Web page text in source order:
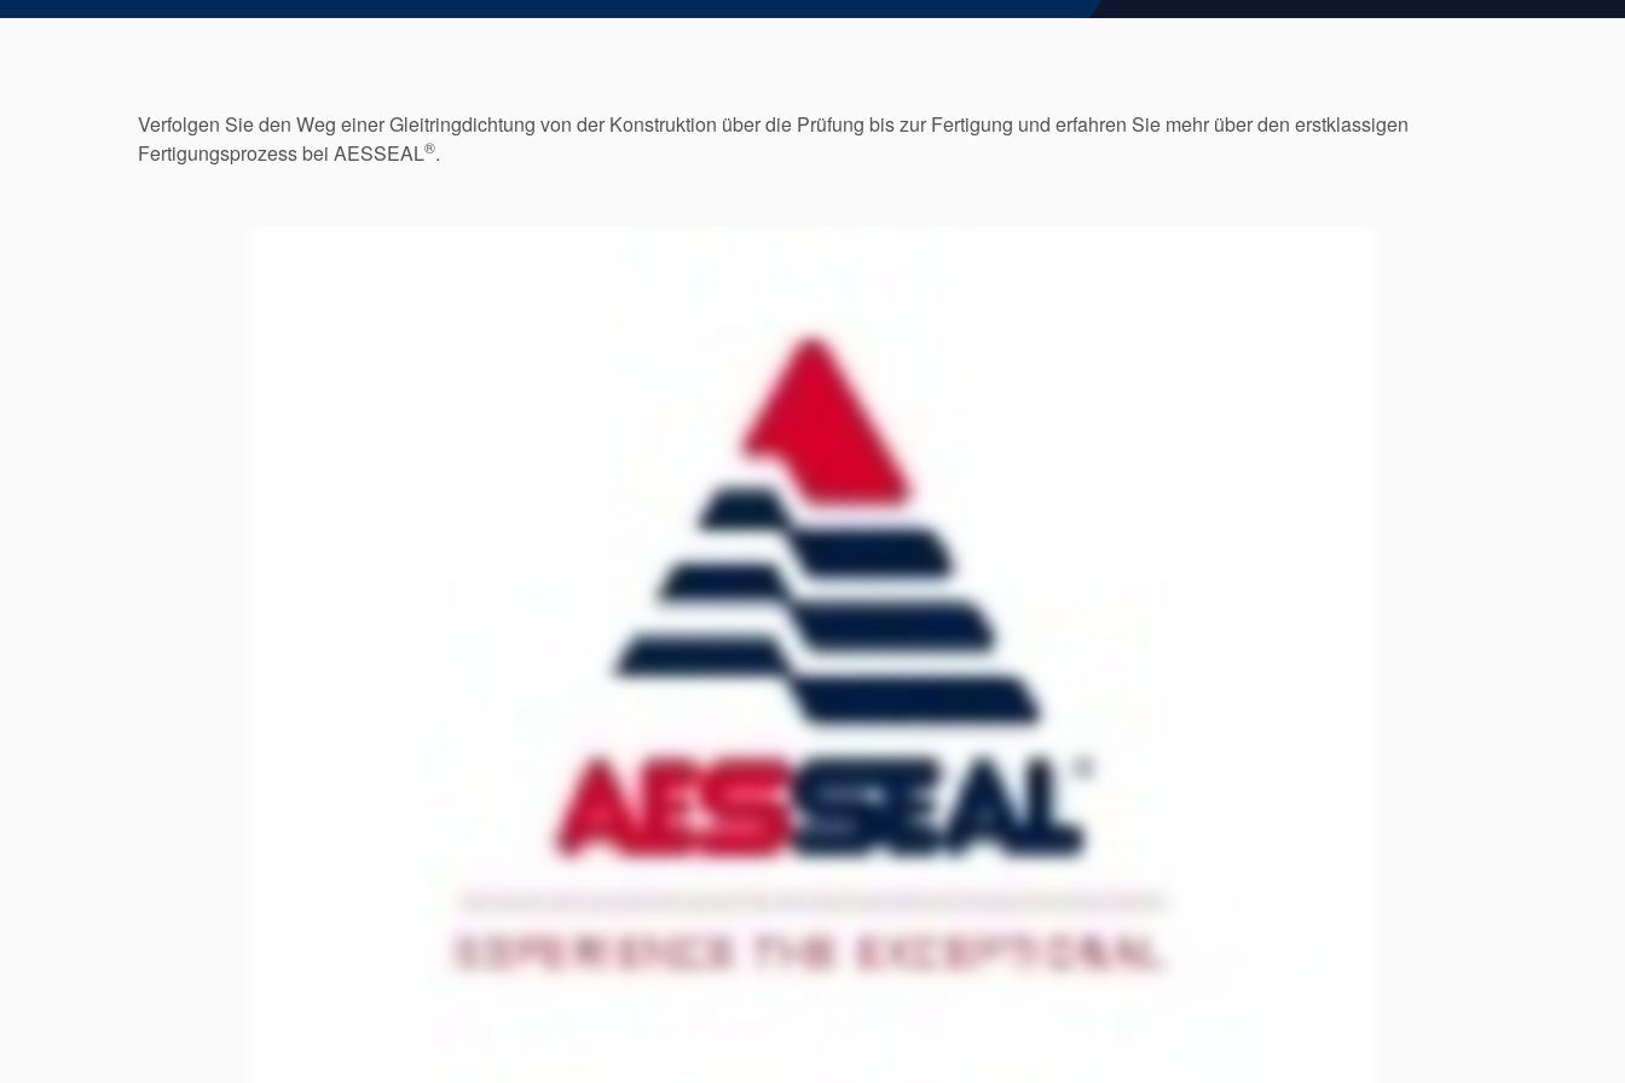
Verfolgen Sie den Weg einer Gleitringdichtung von der Konstruktion über die Prüfung bis zur Fertigung und erfahren Sie mehr über den erstklassigen
Fertigungsprozess bei AESSEAL®.